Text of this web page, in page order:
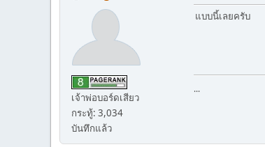
เจ้าพ่อบอร์ดเสียว
กระทู้: 3,034
บันทึกแล้ว
แบบนี้เลยครับ
...